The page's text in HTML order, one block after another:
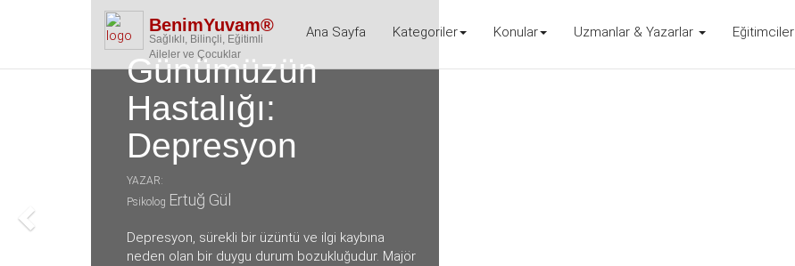
BenimYuvam®
Sağlıklı, Bilinçli, Eğitimli
Aileler ve Çocuklar
Ana Sayfa Kategoriler Konular Uzmanlar & Yazarlar Eğitimciler
Günümüzün
Hastalığı:
Depresyon
YAZAR:
Psikolog Ertuğ Gül
Depresyon, sürekli bir üzüntü ve ilgi kaybına
neden olan bir duygu durum bozukluğudur. Majör